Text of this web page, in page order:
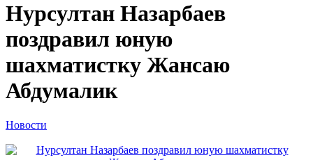
Нурсултан Назарбаев
поздравил юную
шахматистку Жансаю
Абдумалик
Новости